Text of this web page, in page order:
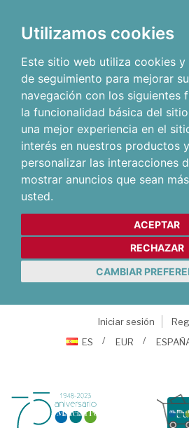
Utilizamos cookies
Este sitio web utiliza cookies
de seguimiento para mejorar
navegación con los siguientes
la funcionalidad básica del
una mejor experiencia en el
interés en nuestros productos
personalizar las interacciones
mostrar anuncios que sean
usted.
ACEPTAR
RECHAZAR
CAMBIAR
Iniciar sesión
ES
EUR